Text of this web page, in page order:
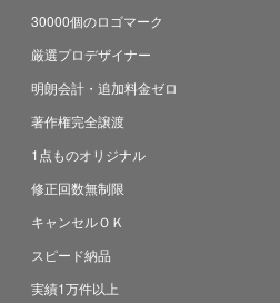
30000個のロゴマーク
厳選プロデザイナー
明朗会計・追加料金ゼロ
著作権完全譲渡
1点ものオリジナル
修正回数無制限
キャンセルＯＫ
スピード納品
実績1万件以上